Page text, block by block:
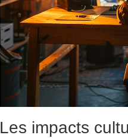
Les impacts